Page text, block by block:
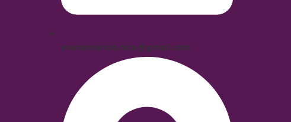
evenementia.nice@gmail.com